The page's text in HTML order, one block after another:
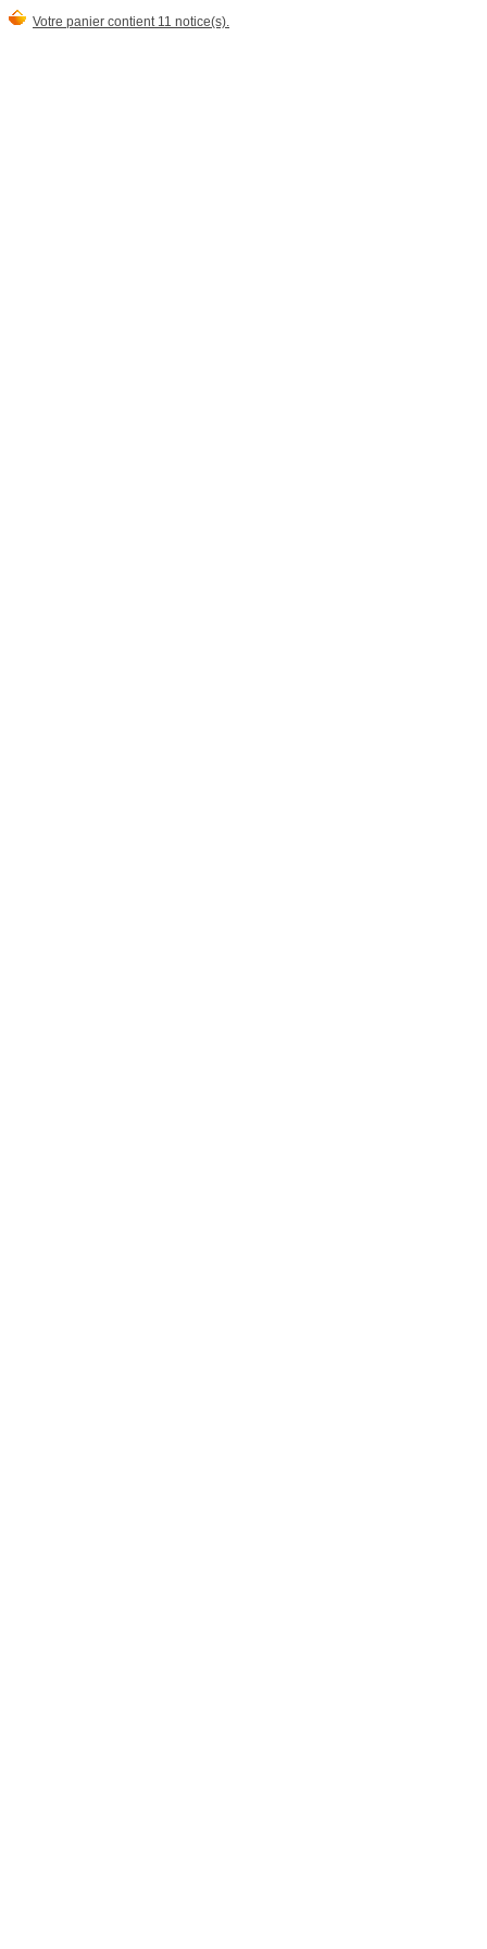
Votre panier contient 11 notice(s).